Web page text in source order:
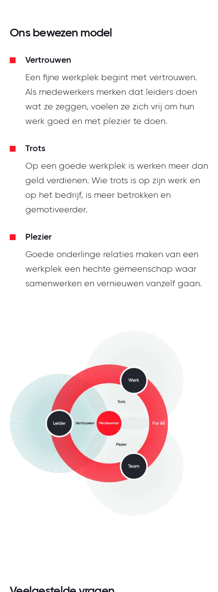
Ons bewezen model
Vertrouwen
Een fijne werkplek begint met vertrouwen.
Als medewerkers merken dat leiders doen
wat ze zeggen, voelen ze zich vrij om hun
werk goed en met plezier te doen.
Trots
Op een goede werkplek is werken meer dan
geld verdienen. Wie trots is op zijn werk en
op het bedrijf, is meer betrokken en
gemotiveerder.
Plezier
Goede onderlinge relaties maken van een
werkplek een hechte gemeenschap waar
samenwerken en vernieuwen vanzelf gaan.